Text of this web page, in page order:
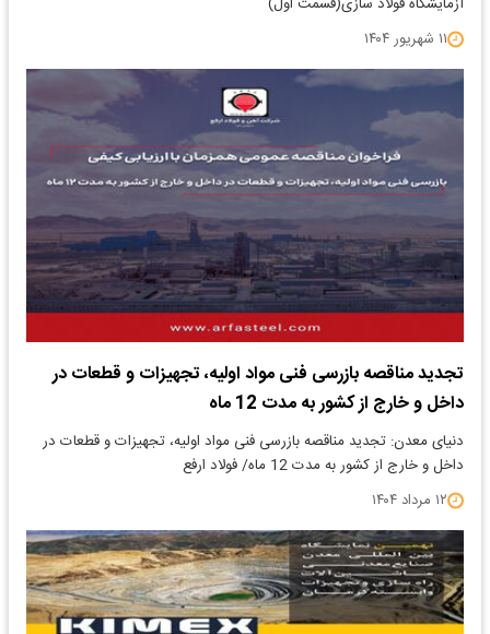
۱۱ شهریور ۱۴۰۴
تجدید مناقصه بازرسی فنی مواد اولیه، تجهیزات و قطعات در
داخل و خارج از کشور به مدت 12 ماه
دنیای معدن: تجدید مناقصه بازرسی فنی مواد اولیه، تجهیزات و قطعات در
داخل و خارج از کشور به مدت 12 ماه/ فولاد ارفع
۱۲ مرداد ۱۴۰۴